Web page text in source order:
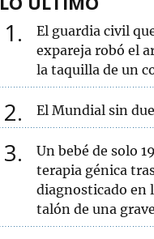
1
El guardia civil
expareja robó el
la taquilla de un
2 El Mundial sin
3
Un bebé de solo
terapia génica
diagnosticado en
talón de una